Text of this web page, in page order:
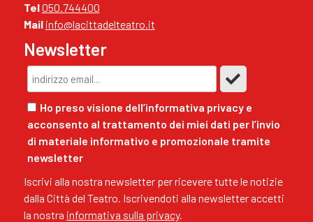
Tel050.744400
Mail info@lacittadelteatro.it
Newsletter
Ho preso visione dell’informativa privacy e
acconsento al trattamento dei miei dati per l’invio
di materiale informativo e promozionale tramite
newsletter
Iscrivi alla nostra newsletter per ricevere tutte le notizie
dalla Città del Teatro. Iscrivendoti alla newsletter accetti
la nostra informativa sulla privacy.